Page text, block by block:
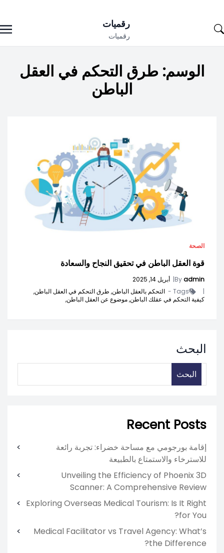
to
رقميات
رقميات
الوسم: طرق التحكم في العقل
الباطن
الصحة
قوة العقل الباطن في تحقيق النجاح والسعادة
Byadmin
| أبريل 14, 2025
|
Tags - التحكم بالعقل الباطن, طرق التحكم في العقل الباطن,
كيفية التحكم في عقلك الباطن,موضوع عن العقل الباطن,
البحث
البحث
Recent Posts
إقامة بورجومي مع مساحة خضراء: تجربة رائعة
للاسترخاء والاستمتاع بالطبيعة
Unveiling the Efficiency of Phoenix 3D
Scanner: A Comprehensive Review
Exploring Overseas Medical Tourism: Is It Right
for You?
Medical Facilitator vs Travel Agency: What’s
the Difference?